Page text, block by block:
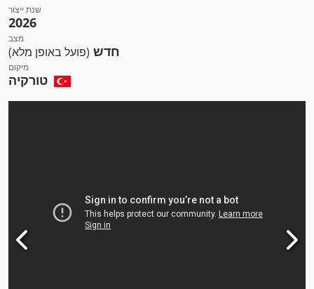
שנת ייצור
2026
מצב
חדש (פועל באופן מלא)
מיקום